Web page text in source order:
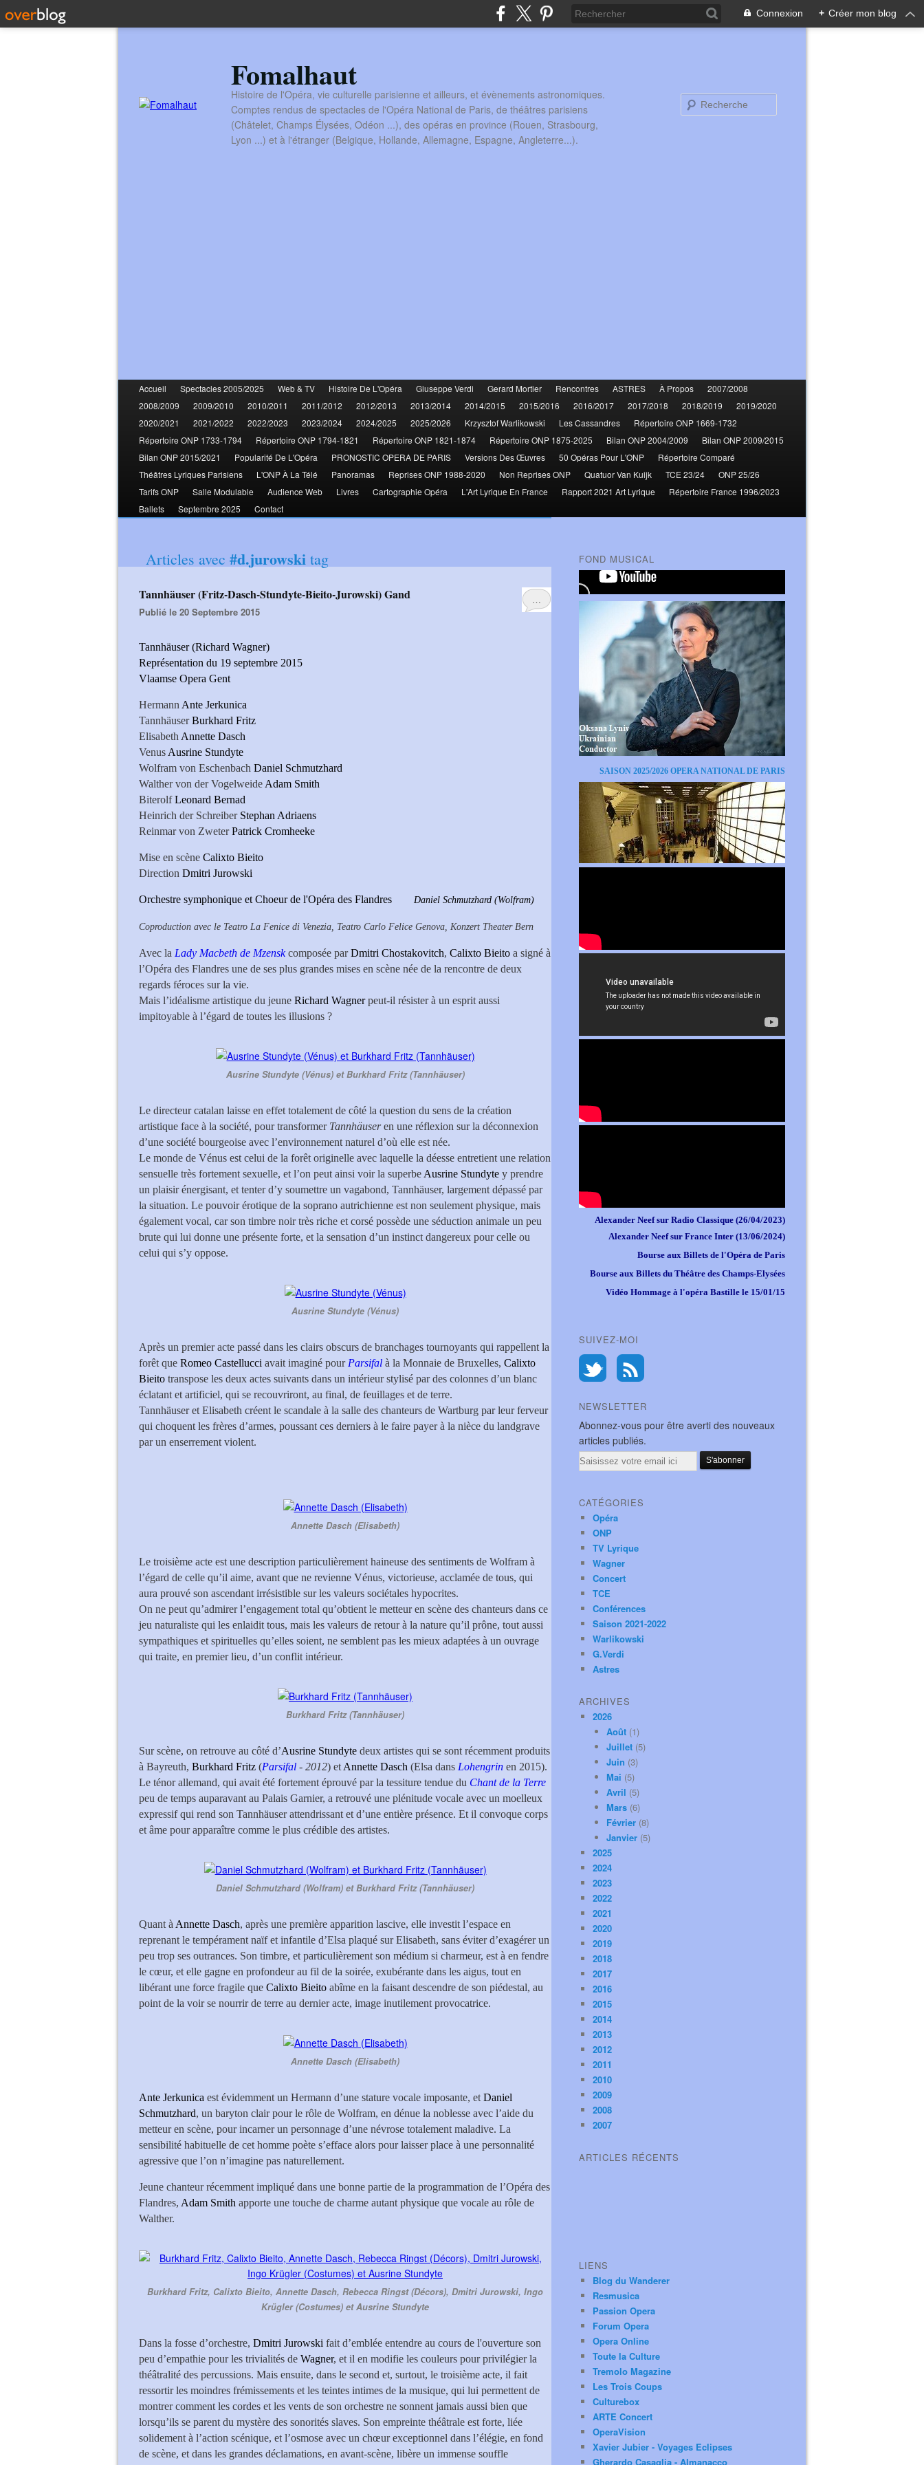
Connexion + Créer mon blog
Fomalhaut
Histoire de l'Opéra, vie culturelle parisienne et ailleurs, et évènements astronomiques.
Comptes rendus de spectacles de l'Opéra National de Paris, de théâtres parisiens
(Châtelet, Champs Élysées, Odéon ...), des opéras en province (Rouen, Strasbourg,
Lyon ...) et à l'étranger (Belgique, Hollande, Allemagne, Espagne, Angleterre...).
Accueil Spectacles 2005/2025 Web & TV Histoire De L'Opéra Giuseppe Verdi Gerard Mortier Rencontres ASTRES À Propos
2007/2008
2008/2009
2009/2010 2010/2011 2011/2012 2012/2013 2013/2014 2014/2015 2015/2016 2016/2017 2017/2018 2018/2019
2019/2020
2020/2021
2021/2022 2022/2023 2023/2024 2024/2025 2025/2026 Krzysztof Warlikowski Les Cassandres
Répertoire ONP 1669-1732
Répertoire ONP 1733-1794
Répertoire ONP 1794-1821 Répertoire ONP 1821-1874 Répertoire ONP 1875-2025 Bilan ONP 2004/2009
Bilan ONP 2009/2015
Bilan ONP 2015/2021
Popularité De L'Opéra PRONOSTIC OPERA DE PARIS Versions Des Œuvres 50 Opéras Pour L'ONP
Répertoire Comparé
Théâtres Lyriques Parisiens
L'ONP À La Télé Panoramas Reprises ONP 1988-2020 Non Reprises ONP Quatuor Van Kuijk TCE 23/24
ONP 25/26
Tarifs ONP
Salle Modulable Audience Web Livres Cartographie Opéra L'Art Lyrique En France Rapport 2021 Art Lyrique
Répertoire France 1996/2023
Ballets
Septembre 2025 Contact
Articles avec #d.jurowski tag
…
Tannhäuser (Fritz-Dasch-Stundyte-Bieito-Jurowski) Gand
Publié le 20 Septembre 2015
Tannhäuser (Richard Wagner)
Représentation du 19 septembre 2015
Vlaamse Opera Gent
Hermann Ante Jerkunica
TannhäuserBurkhard Fritz
Elisabeth Annette Dasch
Venus Ausrine Stundyte
Wolfram von Eschenbach Daniel Schmutzhard
Walther von der Vogelweide Adam Smith
BiterolfLeonard Bernad
Heinrich der Schreiber Stephan Adriaens
Reinmar von ZweterPatrick Cromheeke
Mise en scène Calixto Bieito
Direction Dmitri Jurowski
Orchestre symphonique et Choeur de l'Opéra des Flandres Daniel Schmutzhard (Wolfram)
Coproduction avec le Teatro La Fenice di Venezia, Teatro Carlo Felice Genova, Konzert Theater Bern
Avec la Lady Macbeth de Mzenskcomposée parDmitri Chostakovitch, Calixto Bieito a signé à
l’Opéra des Flandres une de ses plus grandes mises en scène née de la rencontre de deux
regards féroces sur la vie.
Mais l’idéalisme artistique du jeune Richard Wagnerpeut-il résister à un esprit aussi
impitoyable à l’égard de toutes les illusions ?
Ausrine Stundyte (Vénus) et Burkhard Fritz (Tannhäuser)
Le directeur catalan laisse en effet totalement de côté la question du sens de la création
artistique face à la société, pour transformer Tannhäuseren une réflexion sur la déconnexion
d’une société bourgeoise avec l’environnement naturel d’où elle est née.
Le monde de Vénus est celui de la forêt originelle avec laquelle la déesse entretient une relation
sensuelle très fortement sexuelle, et l’on peut ainsi voir la superbe Ausrine Stundyte y prendre
un plaisir énergisant, et tenter d’y soumettre un vagabond, Tannhäuser, largement dépassé par
la situation. Le pouvoir érotique de la soprano autrichienne est non seulement physique, mais
également vocal, car son timbre noir très riche et corsé possède une séduction animale un peu
brute qui lui donne une présente forte, et la sensation d’un instinct dangereux pour celle ou
celui qui s’y oppose.
Ausrine Stundyte (Vénus)
Après un premier acte passé dans les clairs obscurs de branchages tournoyants qui rappellent la
forêt que Romeo Castellucci avait imaginé pour Parsifal à la Monnaie de Bruxelles, Calixto
Bieito transpose les deux actes suivants dans un intérieur stylisé par des colonnes d’un blanc
éclatant et artificiel, qui se recouvriront, au final, de feuillages et de terre.
Tannhäuser et Elisabeth créent le scandale à la salle des chanteurs de Wartburg par leur ferveur
qui choquent les frères d’armes, poussant ces derniers à le faire payer à la nièce du landgrave
par un enserrement violent.
Annette Dasch (Elisabeth)
Le troisième acte est une description particulièrement haineuse des sentiments de Wolfram à
l’égard de celle qu’il aime, avant que ne revienne Vénus, victorieuse, acclamée de tous, qui
aura prouvé son ascendant irrésistible sur les valeurs sociétales hypocrites.
On ne peut qu’admirer l’engagement total qu’obtient le metteur en scène des chanteurs dans ce
jeu naturaliste qui les enlaidit tous, mais les valeurs de retour à la nature qu’il prône, tout aussi
sympathiques et spirituelles qu’elles soient, ne semblent pas les mieux adaptées à un ouvrage
qui traite, en premier lieu, d’un conflit intérieur.
Burkhard Fritz (Tannhäuser)
Sur scène, on retrouve au côté d’Ausrine Stundyte deux artistes qui se sont récemment produits
à Bayreuth, Burkhard Fritz (Parsifal - 2012) et Annette Dasch (Elsa dans Lohengrin en 2015).
Le ténor allemand, qui avait été fortement éprouvé par la tessiture tendue du Chant de la Terre
peu de temps auparavant au Palais Garnier, a retrouvé une plénitude vocale avec un moelleux
expressif qui rend son Tannhäuser attendrissant et d’une entière présence. Et il convoque corps
et âme pour apparaître comme le plus crédible des artistes.
Daniel Schmutzhard (Wolfram) et Burkhard Fritz (Tannhäuser)
Quant à Annette Dasch, après une première apparition lascive, elle investit l’espace en
reprenant le tempérament naïf et infantile d’Elsa plaqué sur Elisabeth, sans éviter d’exagérer un
peu trop ses outrances. Son timbre, et particulièrement son médium si charmeur, est à en fendre
le cœur, et elle gagne en profondeur au fil de la soirée, exubérante dans les aigus, tout en
libérant une force fragile que Calixto Bieito abîme en la faisant descendre de son piédestal, au
point de la voir se nourrir de terre au dernier acte, image inutilement provocatrice.
Annette Dasch (Elisabeth)
Ante Jerkunica est évidemment un Hermann d’une stature vocale imposante, et Daniel
Schmutzhard, un baryton clair pour le rôle de Wolfram, en dénue la noblesse avec l’aide du
metteur en scène, pour incarner un personnage d’une névrose totalement maladive. La
sensibilité habituelle de cet homme poète s’efface alors pour laisser place à une personnalité
agressive que l’on n’imagine pas naturellement.
Jeune chanteur récemment impliqué dans une bonne partie de la programmation de l’Opéra des
Flandres, Adam Smith apporte une touche de charme autant physique que vocale au rôle de
Walther.
Burkhard Fritz, Calixto Bieito, Annette Dasch, Rebecca Ringst (Décors), Dmitri Jurowski, Ingo
Krügler (Costumes) et Ausrine Stundyte
Dans la fosse d’orchestre, Dmitri Jurowski fait d’emblée entendre au cours de l'ouverture son
peu d’empathie pour les trivialités de Wagner, et il en modifie les couleurs pour privilégier la
théâtralité des percussions. Mais ensuite, dans le second et, surtout, le troisième acte, il fait
ressortir les moindres frémissements et les teintes intimes de la musique, qui lui permettent de
montrer comment les cordes et les vents de son orchestre ne sonnent jamais aussi bien que
lorsqu’ils se parent du mystère des sonorités slaves. Son empreinte théâtrale est forte, liée
solidement à l’action scénique, et l’osmose avec un chœur exceptionnel dans l’élégie, en fond
de scène, et dans les grandes déclamations, en avant-scène, libère un immense souffle
FOND MUSICAL
SAISON 2025/2026 OPERA NATIONAL DE PARIS
Alexander Neef sur Radio Classique (26/04/2023)
Alexander Neef sur France Inter (13/06/2024)
Bourse aux Billets de l'Opéra de Paris
Bourse aux Billets du Théâtre des Champs-Elysées
Vidéo Hommage à l'opéra Bastille le 15/01/15
SUIVEZ-MOI
NEWSLETTER
Abonnez-vous pour être averti des nouveaux
articles publiés.
Email
CATÉGORIES
Opéra
ONP
TV Lyrique
Wagner
Concert
TCE
Conférences
Saison 2021-2022
Warlikowski
G.Verdi
Astres
ARCHIVES
2026
Août (1)
Juillet (5)
Juin (3)
Mai (5)
Avril (5)
Mars (6)
Février (8)
Janvier (5)
2025
2024
2023
2022
2021
2020
2019
2018
2017
2016
2015
2014
2013
2012
2011
2010
2009
2008
2007
ARTICLES RÉCENTS
LIENS
Blog du Wanderer
Resmusica
Passion Opera
Forum Opera
Opera Online
Toute la Culture
Tremolo Magazine
Les Trois Coups
Culturebox
ARTE Concert
OperaVision
Xavier Jubier - Voyages Eclipses
Gherardo Casaglia - Almanacco